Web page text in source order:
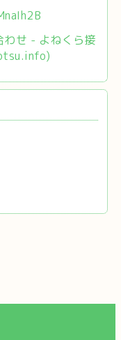
わせ - よねくら接